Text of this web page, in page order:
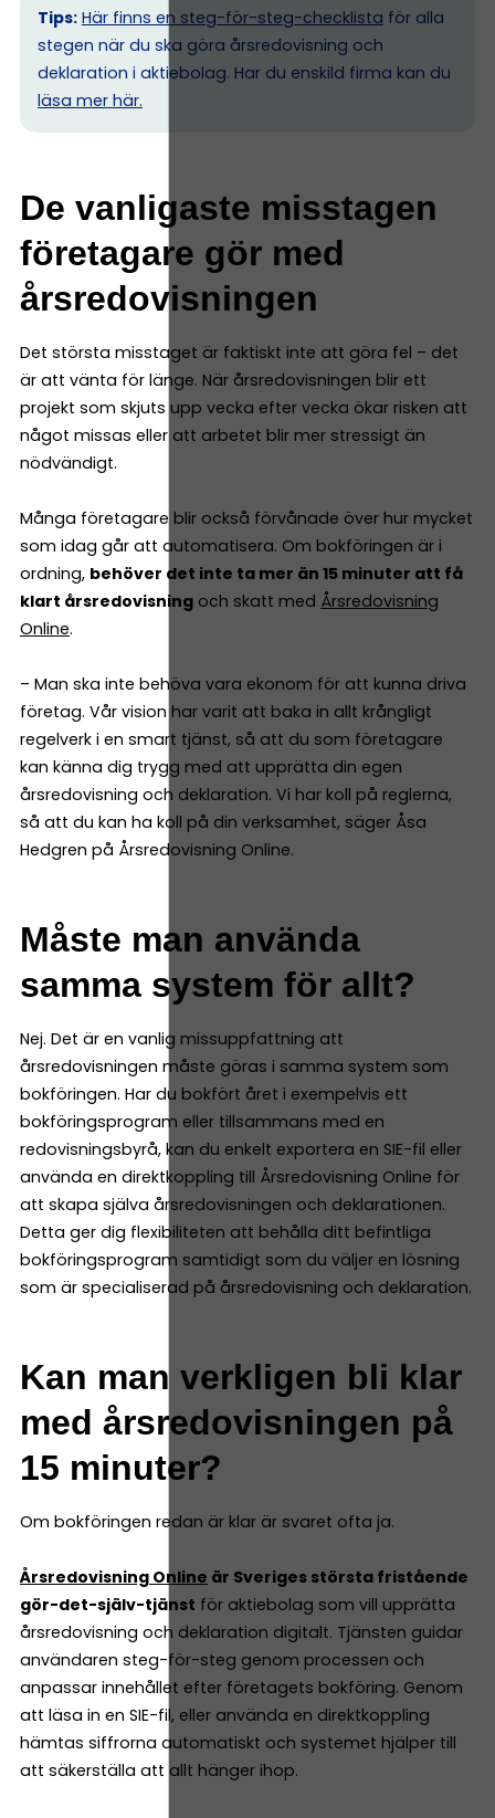
Tips: Här finns en steg-för-steg-checklista för alla
stegen när du ska göra årsredovisning och
deklaration i aktiebolag. Har du enskild firma kan du
läsa mer här.
De vanligaste misstagen
företagare gör med
årsredovisningen
Det största misstaget är faktiskt inte att göra fel – det
är att vänta för länge. När årsredovisningen blir ett
projekt som skjuts upp vecka efter vecka ökar risken att
något missas eller att arbetet blir mer stressigt än
nödvändigt.
Många företagare blir också förvånade över hur mycket
som idag går att automatisera. Om bokföringen är i
ordning, behöver det inte ta mer än 15 minuter att få
klart årsredovisning och skatt med Årsredovisning
Online.
– Man ska inte behöva vara ekonom för att kunna driva
företag. Vår vision har varit att baka in allt krångligt
regelverk i en smart tjänst, så att du som företagare
kan känna dig trygg med att upprätta din egen
årsredovisning och deklaration. Vi har koll på reglerna,
så att du kan ha koll på din verksamhet, säger Åsa
Hedgren på Årsredovisning Online.
Måste man använda
samma system för allt?
Nej. Det är en vanlig missuppfattning att
årsredovisningen måste göras i samma system som
bokföringen. Har du bokfört året i exempelvis ett
bokföringsprogram eller tillsammans med en
redovisningsbyrå, kan du enkelt exportera en SIE-fil eller
använda en direktkoppling till Årsredovisning Online för
att skapa själva årsredovisningen och deklarationen.
Detta ger dig flexibiliteten att behålla ditt befintliga
bokföringsprogram samtidigt som du väljer en lösning
som är specialiserad på årsredovisning och deklaration.
Kan man verkligen bli klar
med årsredovisningen på
15 minuter?
Om bokföringen redan är klar är svaret ofta ja.
Årsredovisning Online är Sveriges största fristående
gör-det-själv-tjänst för aktiebolag som vill upprätta
årsredovisning och deklaration digitalt. Tjänsten guidar
användaren steg-för-steg genom processen och
anpassar innehållet efter företagets bokföring. Genom
att läsa in en SIE-fil, eller använda en direktkoppling
hämtas siffrorna automatiskt och systemet hjälper till
att säkerställa att allt hänger ihop.